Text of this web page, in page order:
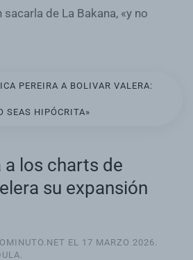
de La Bakana, «y no
PEREIRA A BOLIVAR VALERA:
SEAS HIPÓCRITA»
los charts de
su expansión
EL 17 MARZO 2026